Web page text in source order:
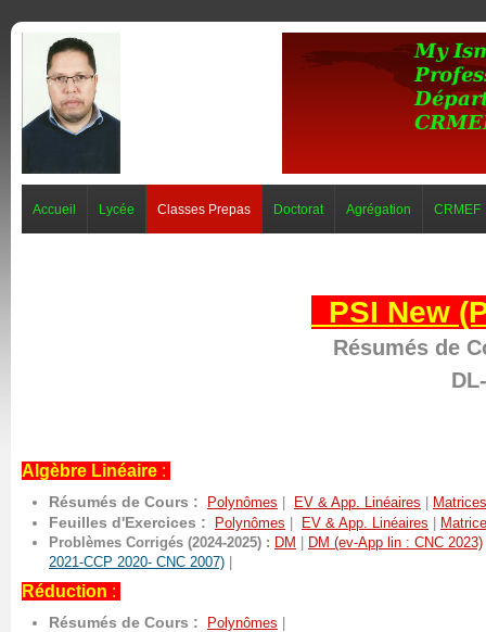
Accueil Lycée Classes Prepas Doctorat Agrégation CRMEF
PSI New
Résumés de
Algèbre Linéaire :
Résumés de Cours : Polynômes EV & App. Linéaires Matrices
Feuilles d'Exercices : Polynômes EV & App. Linéaires
Problèmes Corrigés (2024-2025) : DM DM (ev-App lin : CNC 2023)
2021-CCP 2020- CNC 2007)
Réduction :
Résumés de Cours : Polynômes